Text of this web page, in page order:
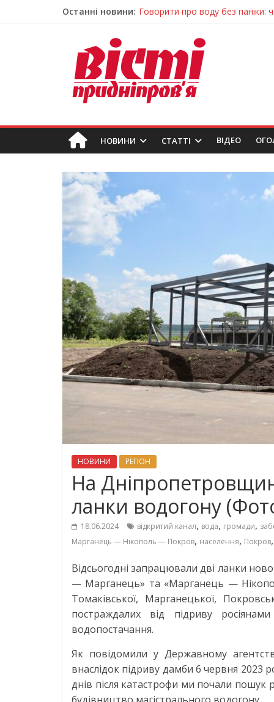
Останні новини: Говорити про воду без паніки:
У Дніпрі триває масштабна
Пошуки тривають: на
Погода та прикмети на неділю,
НОВИНИ СТАТТІ ВIДЕО
НОВИНИ РЕГІОН
На
ланки водогону
18.06.2024 відкритий канал, вода, громади,
Марганець — Нікополь — Покров, населення, Покров,
Відсьогодні запрацювали дві ланки
— Марганець» та «Марганець —
Томаківської, Марганецької,
постраждалих від підриву
водопостачання.
Як повідомили у Державному
внаслідок підриву дамби 6 червня
днів після катастрофи ми почали пошук